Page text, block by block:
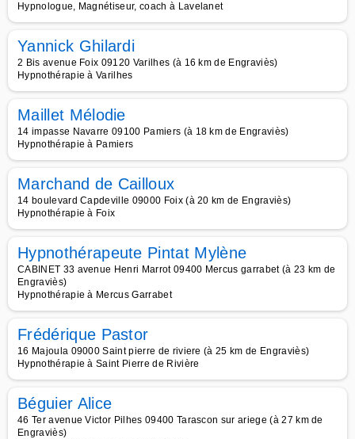
Hypnologue, Magnétiseur, coach à Lavelanet
Yannick Ghilardi
2 Bis avenue Foix 09120 Varilhes (à 16 km de Engraviès)
Hypnothérapie à Varilhes
Maillet Mélodie
14 impasse Navarre 09100 Pamiers (à 18 km de Engraviès)
Hypnothérapie à Pamiers
Marchand de Cailloux
14 boulevard Capdeville 09000 Foix (à 20 km de Engraviès)
Hypnothérapie à Foix
Hypnothérapeute Pintat Mylène
CABINET 33 avenue Henri Marrot 09400 Mercus garrabet (à 23 km de
Engraviès)
Hypnothérapie à Mercus Garrabet
Frédérique Pastor
16 Majoula 09000 Saint pierre de riviere (à 25 km de Engraviès)
Hypnothérapie à Saint Pierre de Rivière
Béguier Alice
46 Ter avenue Victor Pilhes 09400 Tarascon sur ariege (à 27 km de
Engraviès)